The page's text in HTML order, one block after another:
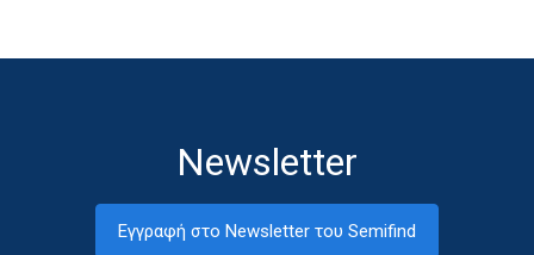
Newsletter
Εγγραφή στο Newsletter του Semifind